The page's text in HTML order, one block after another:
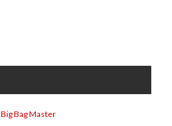
Big Bag Master